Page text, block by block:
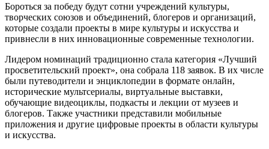
Бороться за победу будут сотни учреждений культуры,
творческих союзов и объединений, блогеров и организаций,
которые создали проекты в мире культуры и искусства и
привнесли в них инновационные современные технологии.
Лидером номинаций традиционно стала категория «Лучший
просветительский проект», она собрала 118 заявок. В их числе
были путеводители и энциклопедии в формате онлайн,
исторические мультсериалы, виртуальные выставки,
обучающие видеоциклы, подкасты и лекции от музеев и
блогеров. Также участники представили мобильные
приложения и другие цифровые проекты в области культуры
и искусства.